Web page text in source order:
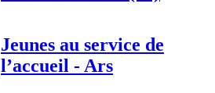
Jeunes au service de
l’accueil - Ars